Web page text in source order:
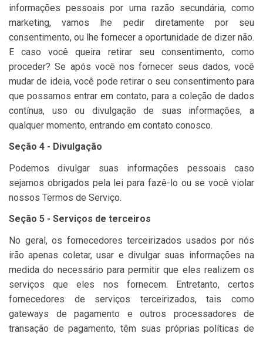
informações pessoais por uma razão secundária, como
marketing, vamos lhe pedir diretamente por seu
consentimento, ou lhe fornecer a oportunidade de dizer não.
E caso você queira retirar seu consentimento, como
proceder? Se após você nos fornecer seus dados, você
mudar de ideia, você pode retirar o seu consentimento para
que possamos entrar em contato, para a coleção de dados
contínua, uso ou divulgação de suas informações, a
qualquer momento, entrando em contato conosco.
Seção 4 - Divulgação
Podemos divulgar suas informações pessoais caso
sejamos obrigados pela lei para fazê-lo ou se você violar
nossos Termos de Serviço.
Seção 5 - Serviços de terceiros
No geral, os fornecedores terceirizados usados por nós
irão apenas coletar, usar e divulgar suas informações na
medida do necessário para permitir que eles realizem os
serviços que eles nos fornecem. Entretanto, certos
fornecedores de serviços terceirizados, tais como
gateways de pagamento e outros processadores de
transação de pagamento, têm suas próprias políticas de